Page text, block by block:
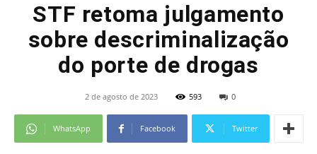
STF retoma julgamento
sobre descriminalização
do porte de drogas
2 de agosto de 2023 593 0
WhatsApp Facebook Twitter